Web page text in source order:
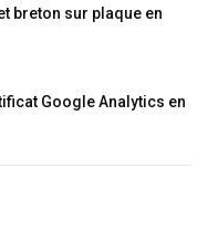
breton sur plaque en
Google Analytics en